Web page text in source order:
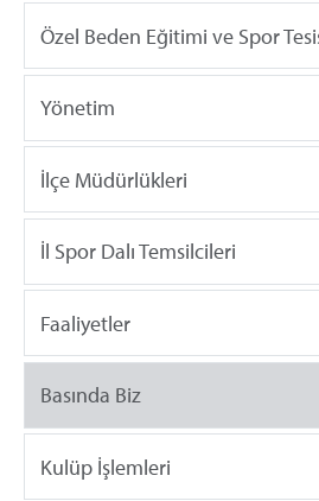
Özel Beden Eğitimi ve Spor
Yönetim
İlçe Müdürlükleri
İl Spor Dalı Temsilcileri
Faaliyetler
Basında Biz
Kulüp İşlemleri